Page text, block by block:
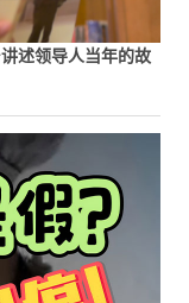
述领导人当年的故